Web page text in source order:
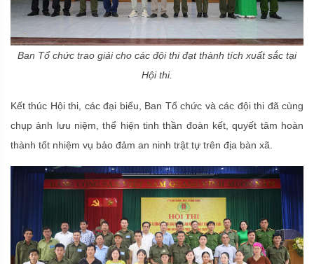
Ban Tổ chức trao giải cho các đội thi đạt thành tích xuất sắc tại
Hội thi.
Kết thúc Hội thi, các đại biểu, Ban Tổ chức và các đội thi đã cùng
chụp ảnh lưu niệm, thể hiện tinh thần đoàn kết, quyết tâm hoàn
thành tốt nhiệm vụ bảo đảm an ninh trật tự trên địa bàn xã.